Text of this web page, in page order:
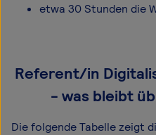
etwa 30 Stunden die
Referent/in
- was bleibt
Die folgende Tabelle zeigt